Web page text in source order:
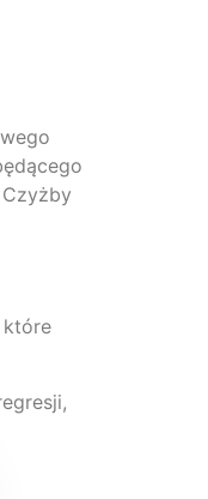
które